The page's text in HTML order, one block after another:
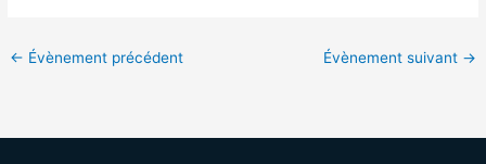
← Évènement précédent Évènement suivant →